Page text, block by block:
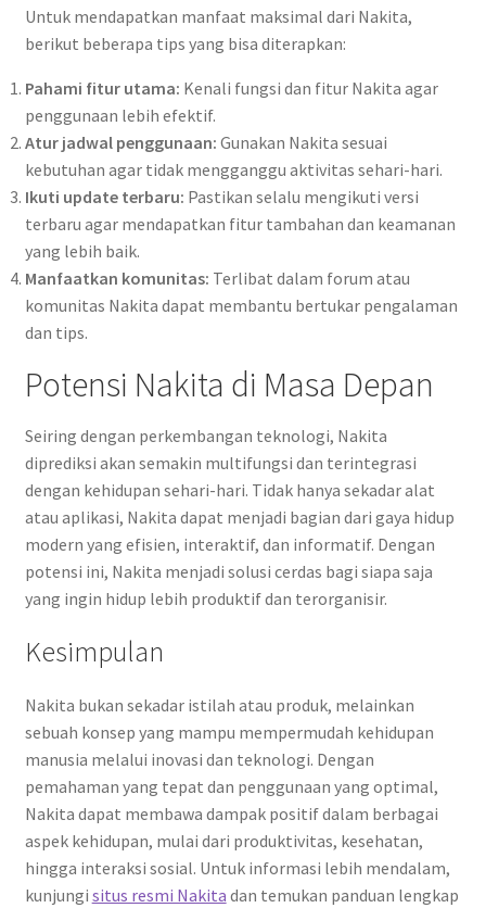
Untuk mendapatkan manfaat maksimal dari Nakita,
berikut beberapa tips yang bisa diterapkan:
Pahami fitur utama: Kenali fungsi dan fitur Nakita agar
penggunaan lebih efektif.
Atur jadwal penggunaan: Gunakan Nakita sesuai
kebutuhan agar tidak mengganggu aktivitas sehari-hari.
Ikuti update terbaru: Pastikan selalu mengikuti versi
terbaru agar mendapatkan fitur tambahan dan keamanan
yang lebih baik.
Manfaatkan komunitas: Terlibat dalam forum atau
komunitas Nakita dapat membantu bertukar pengalaman
dan tips.
Potensi Nakita di Masa Depan
Seiring dengan perkembangan teknologi, Nakita
diprediksi akan semakin multifungsi dan terintegrasi
dengan kehidupan sehari-hari. Tidak hanya sekadar alat
atau aplikasi, Nakita dapat menjadi bagian dari gaya hidup
modern yang efisien, interaktif, dan informatif. Dengan
potensi ini, Nakita menjadi solusi cerdas bagi siapa saja
yang ingin hidup lebih produktif dan terorganisir.
Kesimpulan
Nakita bukan sekadar istilah atau produk, melainkan
sebuah konsep yang mampu mempermudah kehidupan
manusia melalui inovasi dan teknologi. Dengan
pemahaman yang tepat dan penggunaan yang optimal,
Nakita dapat membawa dampak positif dalam berbagai
aspek kehidupan, mulai dari produktivitas, kesehatan,
hingga interaksi sosial. Untuk informasi lebih mendalam,
kunjungi situs resmi Nakita dan temukan panduan lengkap